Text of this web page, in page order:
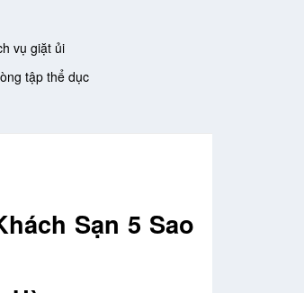
vụ giặt ủi
tập thể dục
Sạn 5 Sao